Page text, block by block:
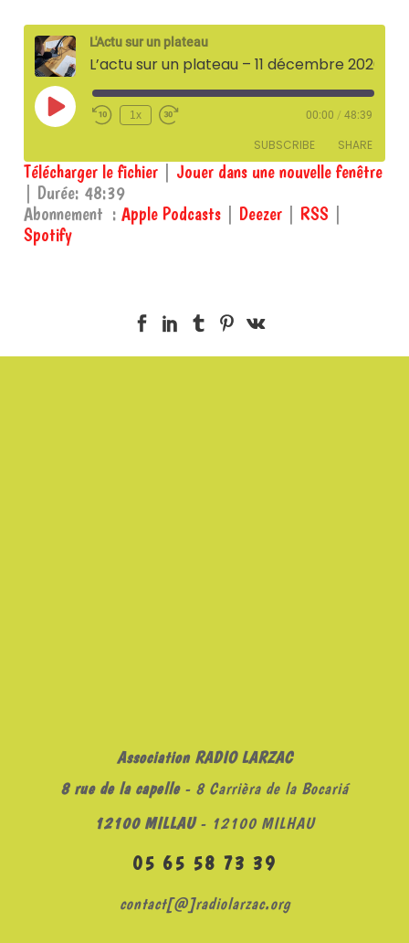
L'Actu sur un plateau
Play
Episode
1x 00:00 / 48:39
SUBSCRIBE SHARE
Apple Podcasts
RSS
SHARE
LINK
Télécharger le fichier
Jouer dans une nouvelle fenêtre
Durée: 48:39
Abonnement : Apple Podcasts Deezer RSS
Spotify
Association RADIO LARZAC
8 rue de la capelle- 8 Carrièra de la Bocariá
12100 MILLAU- 12100 MILHAU
05 65 58 73 39
contact[@]radiolarzac.org